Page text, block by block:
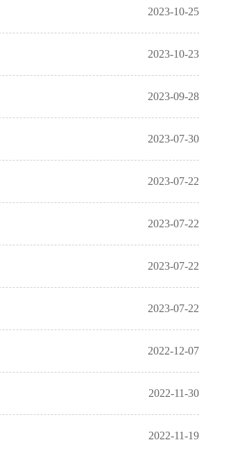
2023-10-25
2023-10-23
2023-09-28
2023-07-30
2023-07-22
2023-07-22
2023-07-22
2023-07-22
2022-12-07
2022-11-30
2022-11-19